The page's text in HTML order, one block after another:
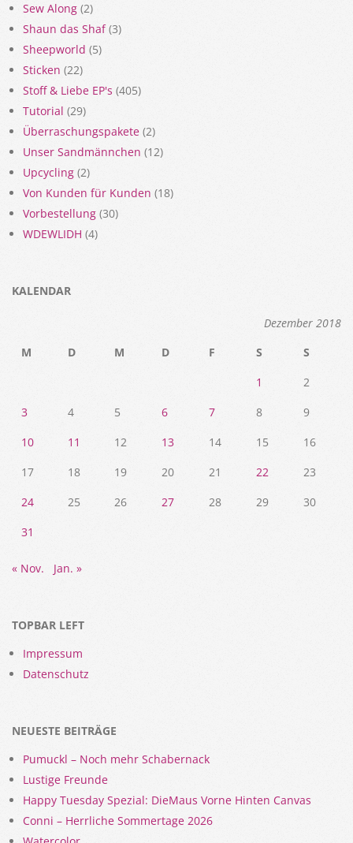
Sew Along (2)
Shaun das Shaf(3)
Sheepworld (5)
Sticken (22)
Stoff & Liebe EP's (405)
Tutorial (29)
Überraschungspakete (2)
Unser Sandmännchen (12)
Upcycling (2)
Von Kunden für Kunden (18)
Vorbestellung (30)
WDEWLIDH (4)
KALENDAR
Dezember 2018
M
D M D F S
S
1
2
3
4 5 6 7 8
9
10
11 12 13 14 15
16
17
18 19 20 21 22
23
24
25 26 27 28 29
30
31
« Nov. Jan. »
TOPBAR LEFT
Impressum
Datenschutz
NEUESTE BEITRÄGE
Pumuckl – Noch mehr Schabernack
Lustige Freunde
Happy Tuesday Spezial: DieMaus Vorne Hinten Canvas
Conni – Herrliche Sommertage 2026